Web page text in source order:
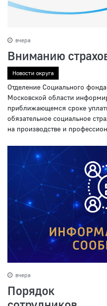
вчера
Вниманию
Новости округа
Отделение Социального
Московской области
приближающемся сроке
обязательное социальное
на производстве и
вчера
Порядок